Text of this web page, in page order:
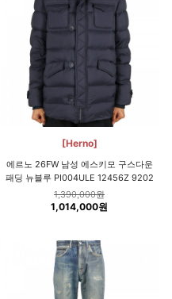
[Herno]
에르노 26FW 남성 에스키모 구스다운
패딩 뉴블루 PI004ULE 12456Z 9202
1,390,000원
1,014,000원